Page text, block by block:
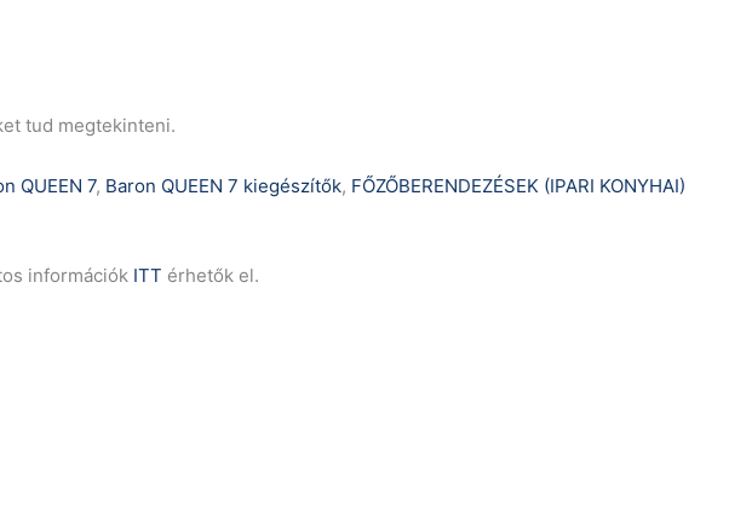
tud megtekinteni.
QUEEN 7, Baron QUEEN 7 kiegészítők, FŐZŐBERENDEZÉSEK (IPARI KONYHAI)
információk ITT érhetők el.